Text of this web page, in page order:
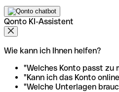
Qonto KI-Assistent
Wie kann ich Ihnen helfen?
"Welches Konto passt zu
"Kann ich das Konto
"Welche Unterlagen